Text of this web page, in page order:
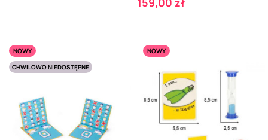
NOWY
CHWILOWO NIEDOSTĘPNE
NOWY